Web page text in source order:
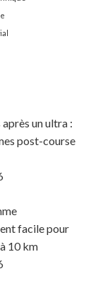
un ultra :
post-course
facile pour
10 km